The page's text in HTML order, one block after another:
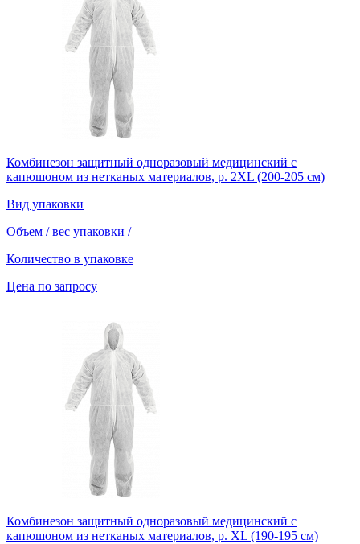
Комбинезон защитный одноразовый медицинский с
капюшоном из нетканых материалов, р. 2XL (200-205 см)
Вид упаковки
Объем / вес упаковки /
Количество в упаковке
Цена по запросу
Комбинезон защитный одноразовый медицинский с
капюшоном из нетканых материалов, р. XL (190-195 см)